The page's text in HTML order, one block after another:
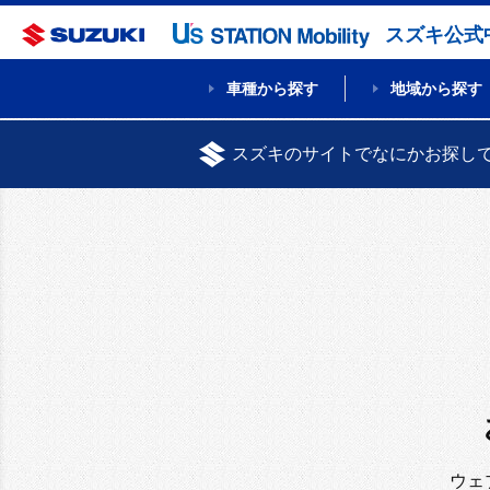
スズキ公式
車種から探す 地域から探す
スズキのサイトでなにかお探し
ウェ